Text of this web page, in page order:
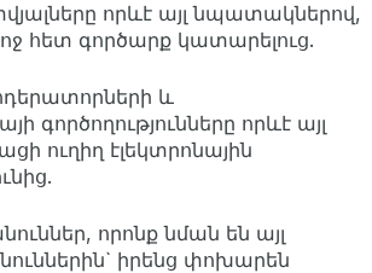
որևէ այլ նպատակներով,
հետ գործարք կատարելուց.
և
գործողությունները որևէ այլ
ուղիղ էլեկտրոնային
որոնք նման են այլ
իրենց փոխարեն